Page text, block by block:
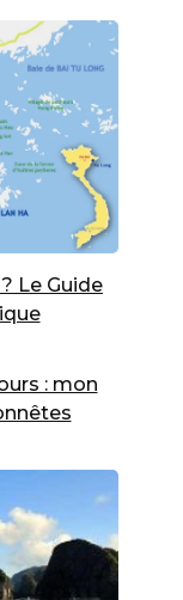
Le Guide
: mon